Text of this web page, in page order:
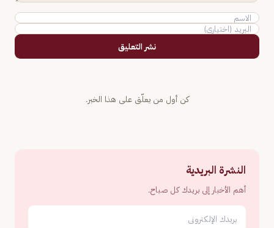
نشر التعليق
كن أول من يعلّق على هذا الخبر.
النشرة البريدية
أهم الأخبار إلى بريدك كل صباح.